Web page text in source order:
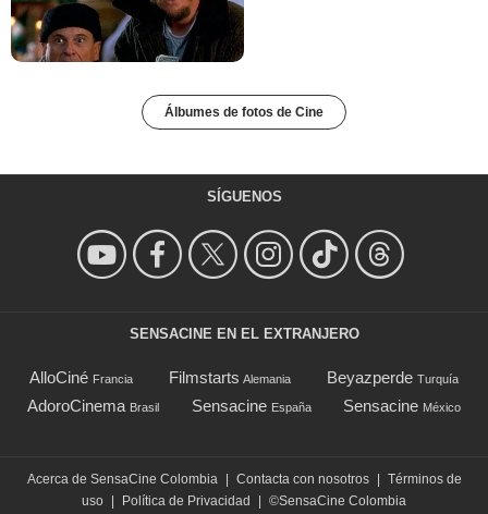
Álbumes de fotos de Cine
SÍGUENOS
SENSACINE EN EL EXTRANJERO
AlloCiné Francia Filmstarts Alemania Beyazperde Turquía
AdoroCinema Brasil Sensacine España Sensacine México
Acerca de SensaCine Colombia | Contacta con nosotros | Términos de
uso | Política de Privacidad | ©SensaCine Colombia